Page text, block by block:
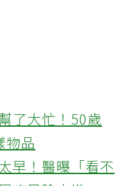
了大忙！50歲
物品
早！醫曝「看不